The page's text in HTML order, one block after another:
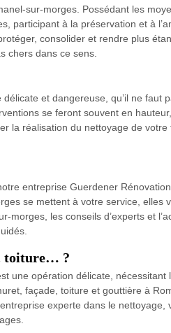
sur-morges. Possédant les
participant à la préservation et à
consolider et rendre plus
chers dans ce sens.
et dangereuse, qu’il ne faut
se feront souvent en
la réalisation du nettoyage de votre
entreprise Guerdener
se mettent à votre service, elles
les conseils d’experts et
toiture… ?
opération délicate, nécessitant
façade, toiture et gouttière à
experte dans le nettoyage,